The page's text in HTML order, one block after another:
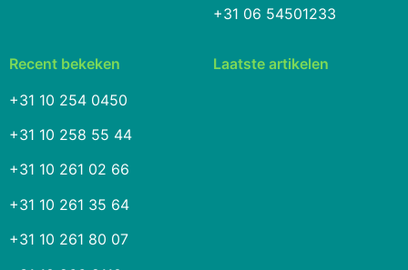
+31 06 54501233
Recent bekeken
+31 10 254 0450
+31 10 258 55 44
+31 10 261 02 66
+31 10 261 35 64
+31 10 261 80 07
Laatste artikelen